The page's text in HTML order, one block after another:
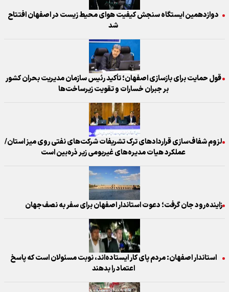
دوازدهمین ایستگاه سنجش کیفیت هوای محیط زیست در اصفهان افتتاح
شد
قول حمایت برای بازسازی اصفهان؛ تأکید رئیس سازمان مدیریت بحران کشور
بر جبران خسارات و تقویت زیرساخت‌ها
لزوم شفاف‌سازی قراردادهای ترک تشریفات شرکت‌های نفتی روی میز استان/
عملکرد هیات مدیره‌های غیربومی زیر ذره‌بین است
زاینده‌رود جان گرفت؛ دعوت استاندار اصفهان برای سفر به نصف‌جهان
استاندار اصفهان: مردم پای کار ایستاده‌اند، نوبت مسئولان است که پاسخ
اعتماد را بدهند